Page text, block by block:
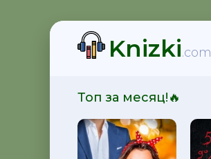
Knizki.com
Топ за месяц!🔥
Юрий Александрович Широков
Осадчук